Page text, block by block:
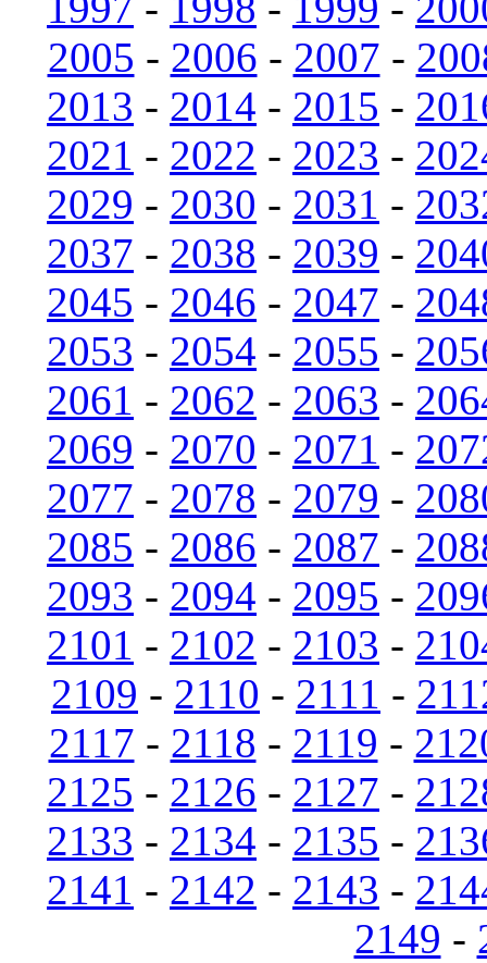
2005 - 2006 - 2007 -
2013 - 2014 - 2015 -
2021 - 2022 - 2023 -
2029 - 2030 - 2031 -
2037 - 2038 - 2039 -
2045 - 2046 - 2047 -
2053 - 2054 - 2055 -
2061 - 2062 - 2063 -
2069 - 2070 - 2071 -
2077 - 2078 - 2079 -
2085 - 2086 - 2087 -
2093 - 2094 - 2095 -
2101 - 2102 - 2103 -
2109 - 2110 - 2111 -
2117 - 2118 - 2119 -
2125 - 2126 - 2127 -
2133 - 2134 - 2135 -
2141 - 2142 - 2143 -
2149 -